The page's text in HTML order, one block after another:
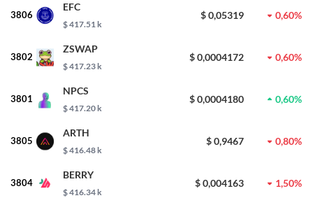
3806
EFC
$ 417.51 k
$ 0,05319 0,60%
3802
ZSWAP
$ 417.23 k
$ 0,0004172 0,60%
3801
NPCS
$ 417.20 k
$ 0,0004180 0,60%
3805
ARTH
$ 416.48 k
$ 0,9467 0,80%
3804
BERRY
$ 416.34 k
$ 0,004163 1,50%